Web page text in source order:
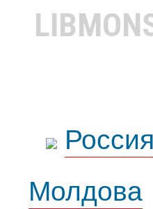
Россия
Молдова